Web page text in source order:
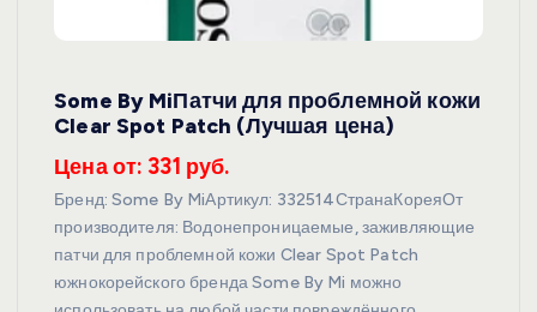
Some By MiПатчи для проблемной кожи
Clear Spot Patch (Лучшая цена)
Цена от: 331 руб.
Бренд: Some By MiАртикул: 332514СтранаКореяОт
производителя: Водонепроницаемые, заживляющие
патчи для проблемной кожи Clear Spot Patch
южнокорейского бренда Some By Mi можно